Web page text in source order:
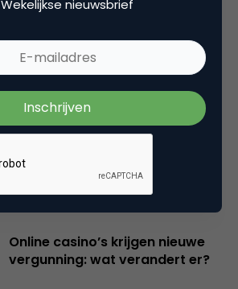
Marketingfacts Zomercheck –
Marketingfacts Zomercheck –
Online casino’s krijgen nieuwe
vergunning: wat verandert er?
Wekelijkse nieuwsbrief